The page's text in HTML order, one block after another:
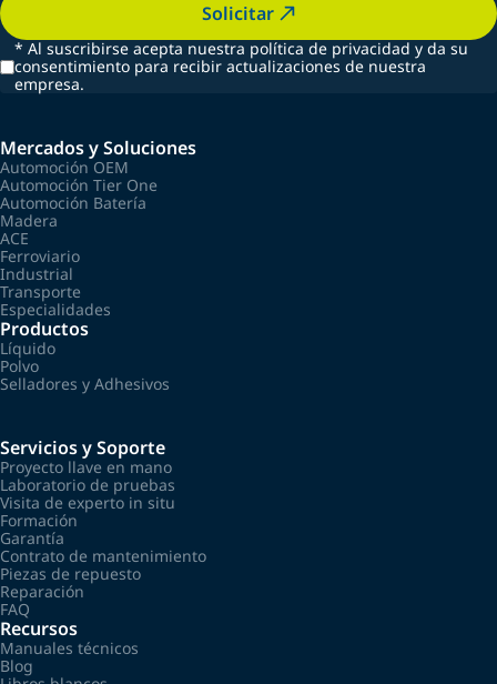
Solicitar
* Al suscribirse acepta nuestra política de privacidad y da su
consentimiento para recibir actualizaciones de nuestra
empresa.
Mercados y Soluciones
Automoción OEM
Automoción Tier One
Automoción Batería
Madera
ACE
Ferroviario
Industrial
Transporte
Especialidades
Productos
Líquido
Polvo
Selladores y Adhesivos
Servicios y Soporte
Proyecto llave en mano
Laboratorio de pruebas
Visita de experto in situ
Formación
Garantía
Contrato de mantenimiento
Piezas de repuesto
Reparación
FAQ
Recursos
Manuales técnicos
Blog